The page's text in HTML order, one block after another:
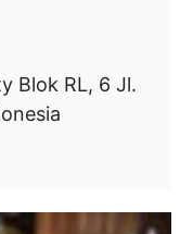
Blok RL, 6 Jl.